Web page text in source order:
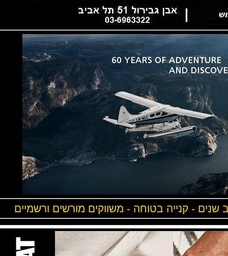
- קנייה בטוחה - משווקים מורשים ורשמיים